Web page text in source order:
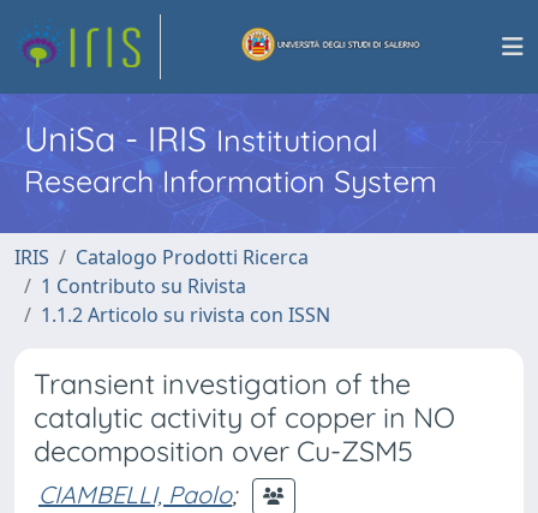
UniSa - IRISInstitutional
Research Information System
IRIS
Catalogo Prodotti Ricerca
1 Contributo su Rivista
1.1.2 Articolo su rivista con ISSN
Transient investigation of the
catalytic activity of copper in NO
decomposition over Cu-ZSM5
CIAMBELLI, Paolo;